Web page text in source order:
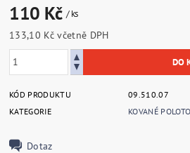
110 Kč/ ks
133,10 Kč včetně DPH
KÓD PRODUKTU
09.510.07
KATEGORIE
KOVANÉ
Dotaz